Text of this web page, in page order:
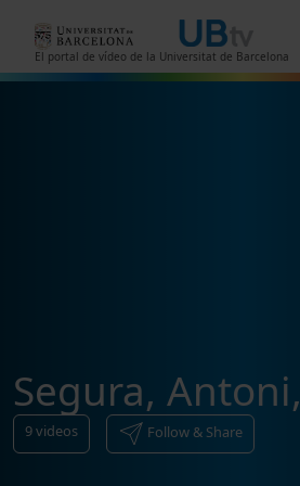
El portal de vídeo de la Universitat de Barcelona
Segura,
9videos Follow & Share